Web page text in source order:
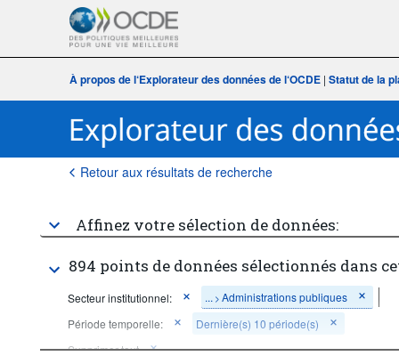
À propos de l‘Explorateur des données de l‘OCDE | Statut de la
Retour aux résultats de recherche
Affinez votre sélection de données:
894 points de données sélectionnés dans
Secteur institutionnel: ... > Administrations publiques
Période temporelle:
Dernière(s) 10 période(s)
Supprimer tout